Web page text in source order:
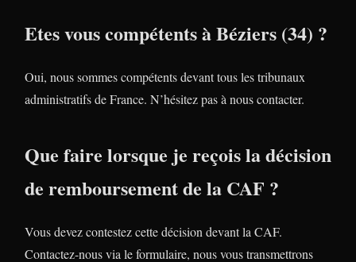
Etes vous compétents à Béziers (34) ?
Oui, nous sommes compétents devant tous les tribunaux
administratifs de France. N’hésitez pas à nous contacter.
Que faire lorsque je reçois la décision
de remboursement de la CAF ?
Vous devez contestez cette décision devant la CAF.
Contactez-nous via le formulaire, nous vous transmettrons